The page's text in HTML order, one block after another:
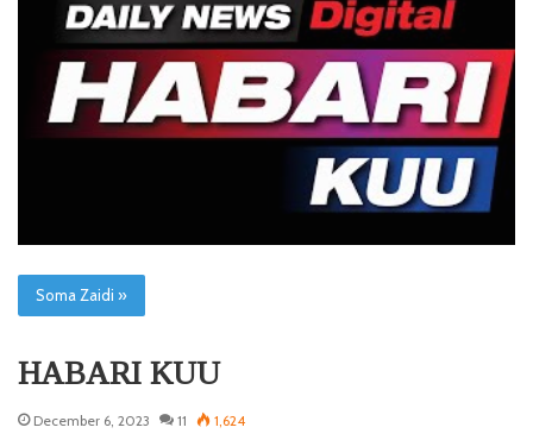
Soma Zaidi »
HABARI KUU
December 6, 2023 11 1,624